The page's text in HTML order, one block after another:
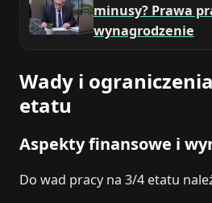
minusy? Prawa
wynagrodzenie
Wady i
etatu
Aspekty finansowe i
Do wad pracy na 3/4 etatu